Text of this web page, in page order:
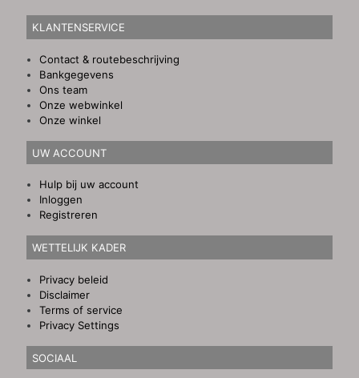
KLANTENSERVICE
Contact & routebeschrijving
Bankgegevens
Ons team
Onze webwinkel
Onze winkel
UW ACCOUNT
Hulp bij uw account
Inloggen
Registreren
WETTELIJK KADER
Privacy beleid
Disclaimer
Terms of service
Privacy Settings
SOCIAAL